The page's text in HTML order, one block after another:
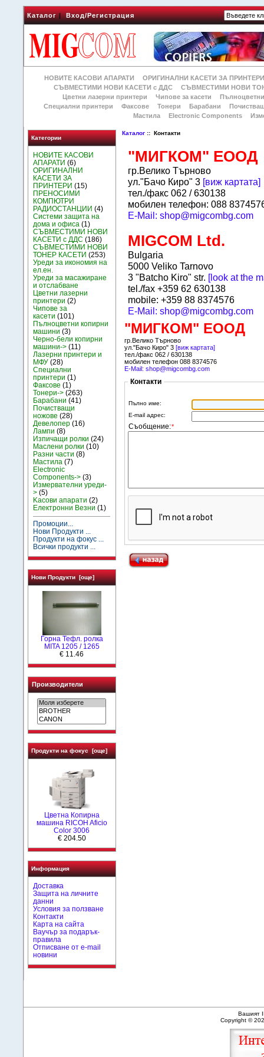
Каталог|Вход/Регистрация
НОВИТЕ КАСОВИ АПАРАТИ
ОРИГИНАЛНИ КАСЕТИ ЗА
СЪВМЕСТИМИ НОВИ КАСЕТИ с ДДС
СЪВМЕСТИМИ НОВИ
Цветни лазерни принтери
Чипове за касети
Специални принтери
Факсове Тонери Барабани
Мастила
Electronic Components
Категории
НОВИТЕ КАСОВИ
АПАРАТИ (6)
ОРИГИНАЛНИ
КАСЕТИ ЗА
ПРИНТЕРИ (15)
ПРЕНОСИМИ
КОМПЮТРИ
РАДИОСТАНЦИИ (4)
Системи защита на
дома и офиса (1)
СЪВМЕСТИМИ НОВИ
КАСЕТИ с ДДС (186)
СЪВМЕСТИМИ НОВИ
ТОНЕР КАСЕТИ (253)
Уреди за икономия на
ел.ен.
Уреди за масажиране
и отслабване
Цветни лазерни
принтери (2)
Чипове за
касети (101)
Пълноцветни копирни
машини (3)
Черно-бели копирни
машини-> (11)
Лазерни принтери и
МФУ (28)
Специални
принтери (1)
Факсове (1)
Тонери-> (263)
Барабани (41)
Почистващи
ножове (28)
Девелопер (16)
Лампи (8)
Изпичащи ролки (24)
Маслени ролки (10)
Разни части (8)
Мастила (7)
Electronic
Components-> (3)
Измервателни уреди-
> (5)
Kасови апарати (2)
Електронни Везни (1)
Промоции...
Нови Продукти ...
Продукти на фокус ...
Всички продукти ...
Нови Продукти [още]
Горна Тефл. ролка
MITA 1205 / 1265
€ 11.46
Производители
Продукти на фокус [още]
Цветна Копирна
машина RICOH Aficio
Color 3006
€ 204.50
Информация
Доставка
Защита на личните
данни
Условия за ползване
Контакти
Карта на сайта
Ваучър за подарък-
правила
Отписване от e-mail
новини
Каталог :: Контакти
"МИГКОМ" ЕООД
гр.Велико Търново
ул."Бачо Киро" 3 [виж картата]
тел./факс 062 / 630138
мобилен телефон: 088
E-Mail: shop@migcombg.com
MIGCOM Ltd.
Bulgaria
5000 Veliko Tarnovo
3 "Batcho Kiro" str. [look at the
tel./fax +359 62 630138
mobile: +359 88 8374576
E-Mail: shop@migcombg.com
"МИГКОМ" ЕООД
гр.Велико Търново
ул."Бачо Киро" 3 [виж картата]
тел./факс 062 / 630138
мобилен телефон 088 8374576
E-Mail: shop@migcombg.com
Контакти
Пълно име:
E-mail адрес:
Съобщение:*
Вашият
Copyright ©